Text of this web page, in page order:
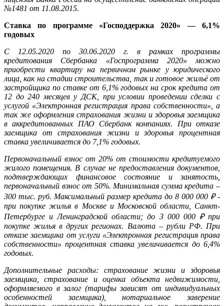
№1481 от 11.08.2015.
Ставка по программе «Господдержка 2020» — 6,1%
годовых
C 12.05.2020 по 30.06.2020 г. в рамках программы
кредитования Сбербанка «Госпрограмма 2020» можно
приобрести квартиру на первичном рынке у юридического
лица, как на стадии строительства, так и готовое жильё от
застройщика по ставке от 6,1% годовых на срок кредита от
12 до 240 месяцев у ДСК, при условии проведении сделки с
услугой «Электронная регистрация права собственности», а
так же оформления страхования жизни и здоровья заемщика
в аккредитованных ПАО Сбербанк компаниях. При отказе
заемщика от страхования жизни и здоровья процентная
ставка увеличивается до 7,1% годовых.
Первоначальный взнос от 20% от стоимости кредитуемого
жилого помещения. В случае не предоставления документов,
подтверждающих финансовое состояние и занятость,
первоначальный взнос от 50%. Минимальная сумма кредита –
300 тыс. руб. Максимальный размер кредита до 8 000 000 ₽ -
при покупке жилья в Москве и Московской области, Санкт-
Петербурге и Ленинградской области; до 3 000 000 ₽ при
покупке жилья в других регионах. Валюта – рубли РФ. При
отказе заемщика от услуги «Электронная регистрация права
собственности» процентная ставка увеличивается до 6,4%
годовых.
Дополнительные расходы: страхование жизни и здоровья
заемщика, страхование и оценка объекта недвижимости,
оформляемого в залог (тарифы зависят от индивидуальных
особенностей заемщика), нотариальное заверение